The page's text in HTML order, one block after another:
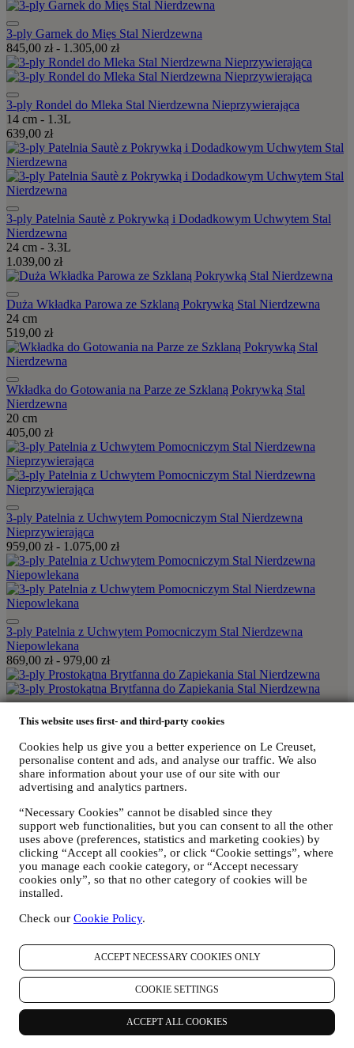
This website uses first- and third-party cookies
Cookies help us give you a better experience on Le Creuset,
personalise content and ads, and analyse our traffic. We also
share information about your use of our site with our
advertising and analytics partners.
“Necessary Cookies” cannot be disabled since they
support web functionalities, but you can consent to all the other
uses above (preferences, statistics and marketing cookies) by
clicking “Accept all cookies”, or click “Cookie settings”, where
you manage each cookie category, or “Accept necessary
cookies only”, so that no other category of cookies will be
installed.
Check our Cookie Policy.
ACCEPT NECESSARY COOKIES ONLY
COOKIE SETTINGS
ACCEPT ALL COOKIES
3-ply Garnek do Mięs Stal Nierdzewna
845,00 zł- 1.305,00 zł
3-ply Rondel do Mleka Stal Nierdzewna Nieprzywierająca
14 cm - 1.3L
639,00 zł
3-ply Patelnia Sautè z Pokrywką i Dodadkowym Uchwytem Stal
Nierdzewna
24 cm - 3.3L
1.039,00 zł
Duża Wkładka Parowa ze Szklaną Pokrywką Stal Nierdzewna
24 cm
519,00 zł
Wkładka do Gotowania na Parze ze Szklaną Pokrywką Stal
Nierdzewna
20 cm
405,00 zł
3-ply Patelnia z Uchwytem Pomocniczym Stal Nierdzewna
Nieprzywierająca
959,00 zł- 1.075,00 zł
3-ply Patelnia z Uchwytem Pomocniczym Stal Nierdzewna
Niepowlekana
869,00 zł- 979,00 zł
3-ply Prostokątna Brytfanna do Zapiekania Stal Nierdzewna
1.259,00 zł
24 cm - 2.9L
1.019,00 zł
3-ply Wok ze Szklaną Pokrywką Stal Nierdzewna Nieprzywierająca
1.289,00 zł
Czym są naczynia kuchenne z ceramiczną
powłoką nieprzywierającą?
Nasze naczynia kuchenne z ceramiczną powłoką nieprzywierającą